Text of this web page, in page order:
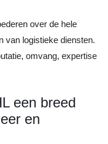
over de hele
van logistieke diensten.
omvang, expertise
een breed
en